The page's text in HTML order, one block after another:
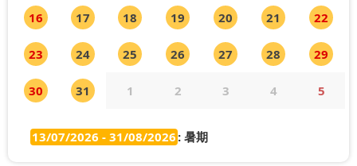
16 17 18 19 20 21 22
23 24 25 26 27 28 29
30 31 1 2 3 4 5
13/07/2026 - 31/08/2026 : 暑期